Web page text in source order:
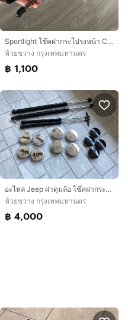
Sportlight โช๊คฝากระโปรงหน้า Camry ACV40 และ ACV41 รุ่นปี 2006-2012 ใส่ 2.0G 2.4V Extreamo Hybrid
ห้วยขวาง กรุงเทพมหานคร
฿ 1,100
อะไหล่ Jeep ฝาดุมล้อ โช๊คฝากระโปรง Jeep Grand Cherokee WJ
ห้วยขวาง กรุงเทพมหานคร
฿ 4,000